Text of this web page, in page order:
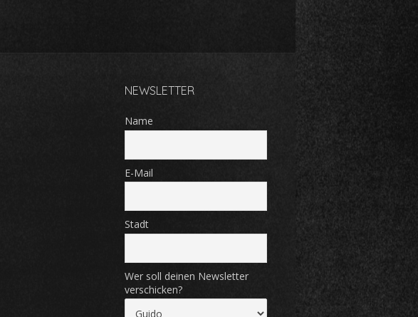
NEWSLETTER
Name
E-Mail
Stadt
Wer soll deinen Newsletter
verschicken?